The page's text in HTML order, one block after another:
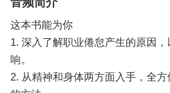
这本书能为你
1. 深入了解职业倦怠产生的原因
响。
2. 从精神和身体两方面入手，全